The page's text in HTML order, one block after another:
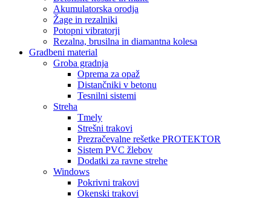
Akumulatorska orodja
Žage in rezalniki
Potopni vibratorji
Rezalna, brusilna in diamantna kolesa
Gradbeni material
Groba gradnja
Oprema za opaž
Distančniki v betonu
Tesnilni sistemi
Streha
Tmely
Strešni trakovi
Prezračevalne rešetke PROTEKTOR
Sistem PVC žlebov
Dodatki za ravne strehe
Windows
Pokrivni trakovi
Okenski trakovi